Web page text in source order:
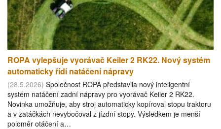
ROPA vylepšuje vyorávač Keiler 2 RK22. Nový systém
automaticky řídí natáčení nápravy
(28.5.2026) Společnost ROPA představila nový inteligentní
systém natáčení zadní nápravy pro vyorávač Keiler 2 RK22.
Novinka umožňuje, aby stroj automaticky kopíroval stopu traktoru
a v zatáčkách nevybočoval z jízdní stopy. Výsledkem je menší
poloměr otáčení a…